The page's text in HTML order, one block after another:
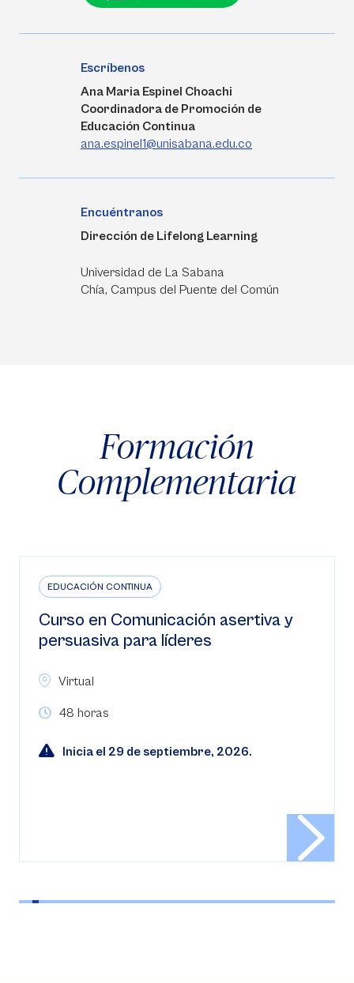
Escríbenos
Ana Maria Espinel Choachi
Coordinadora de Promoción de
Educación Continua
ana.espinel1@unisabana.edu.co
Encuéntranos
Dirección de Lifelong Learning
Universidad de La Sabana
Chía, Campus del Puente del Común
Formación
Complementaria
EDUCACIÓN CONTINUA
Curso en Comunicación asertiva y
persuasiva para líderes
Virtual
48 horas
Inicia el 29 de septiembre, 2026.